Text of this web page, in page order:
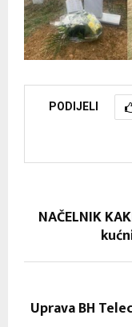
PODIJELI
NAČELNIK
Uprava BH